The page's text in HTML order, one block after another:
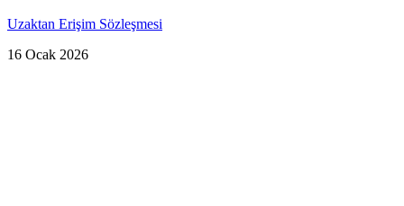
Uzaktan Erişim Sözleşmesi
16 Ocak 2026